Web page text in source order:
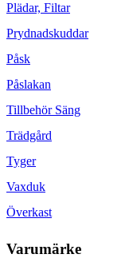
Plädar, Filtar
Prydnadskuddar
Påsk
Påslakan
Tillbehör Säng
Trädgård
Tyger
Vaxduk
Överkast
Varumärke